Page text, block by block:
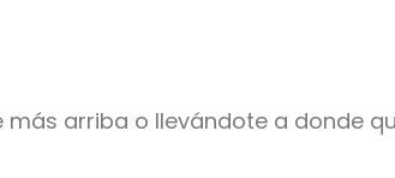
arriba o llevándote a donde